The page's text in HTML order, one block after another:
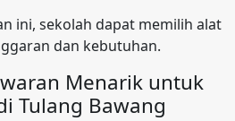
ini, sekolah dapat memilih alat
dan kebutuhan.
Menarik untuk
Tulang Bawang